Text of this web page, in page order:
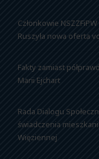
Członkowie
Ruszyła nowa oferta
Fakty zamiast
Marii Ejchart
Rada Dialogu
świadczenia
Więziennej